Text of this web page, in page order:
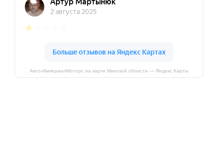
Авто-ИмпериалМоторс на карте Минской области — Яндекс Карты